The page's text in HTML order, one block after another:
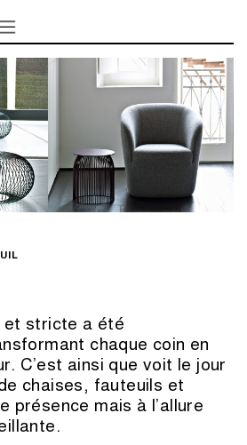
et stricte a été
chaque coin en
C’est ainsi que voit le jour
chaises, fauteuils et
présence mais à l’allure